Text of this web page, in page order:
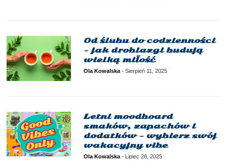
Od ślubu do codzienności
– jak drobiazgi budują
wielką miłość
Ola Kowalska - Sierpień 11, 2025
Letni moodboard
smaków, zapachów i
dodatków – wybierz swój
wakacyjny vibe
Ola Kowalska - Lipiec 28, 2025